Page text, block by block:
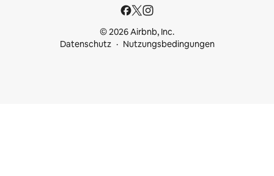
© 2026 Airbnb, Inc.
Datenschutz
Nutzungsbedingungen